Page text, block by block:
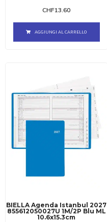
CHF13.60
AGGIUNGI AL CARRELLO
BIELLA Agenda Istanbul 2027
855612050027U 1M/2P Blu ML
10.6x15.3cm